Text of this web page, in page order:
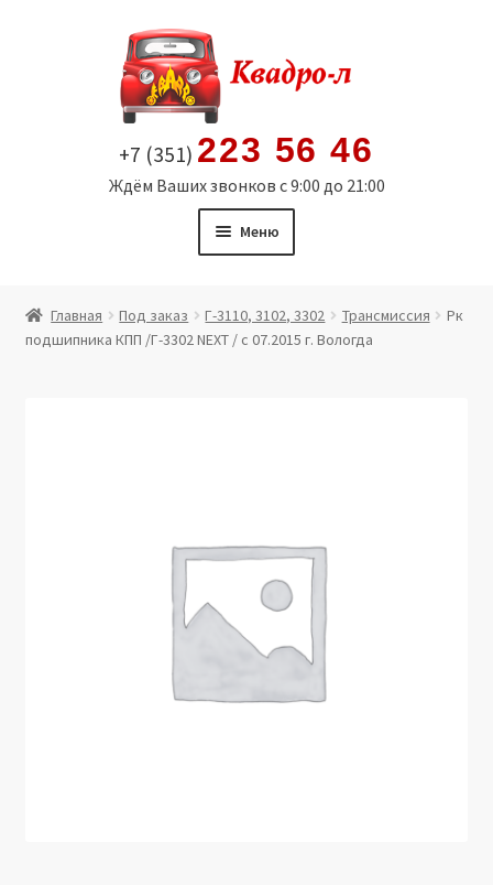
содержимому
+7 (351) 223 56 46
Ждём Ваших звонков с 9:00 до 21:00
Меню
Витрина
Юридические данные
Главная Под заказ Г-3110, 3102, 3302 Трансмиссия
Рк
подшипника КПП /Г-3302 NEXT / с 07.2015 г. Вологда